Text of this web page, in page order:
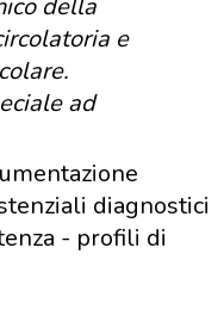
e
ad
diagnostici
- profili di